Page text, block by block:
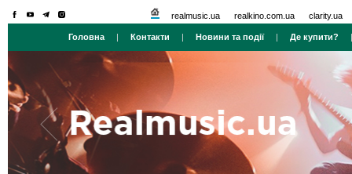
realmusic.ua realkino.com.ua clarity.ua
Головна | Контакти | Новини та події| Де купити?